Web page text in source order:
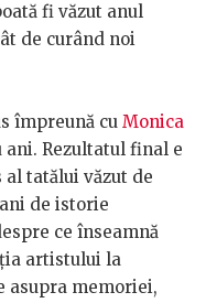
fi văzut anul
de curând noi
împreună cu Monica
ani. Rezultatul final e
tatălui văzut de
de istorie
ce înseamnă
artistului la
asupra memoriei,